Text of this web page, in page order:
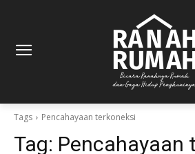
Tags Pencahayaan terkoneksi
Tag: Pencahayaan